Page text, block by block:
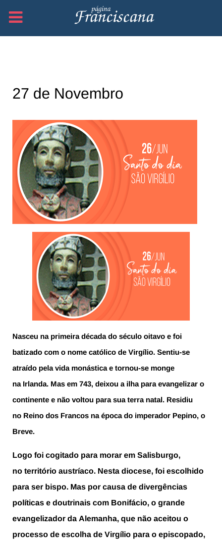
27 de Novembro
Nasceu na primeira década do século oitavo e foi
batizado com o nome católico de Virgílio. Sentiu-se
atraído pela vida monástica e tornou-se monge
na Irlanda. Mas em 743, deixou a ilha para evangelizar o
continente e não voltou para sua terra natal. Residiu
no Reino dos Francos na época do imperador Pepino, o
Breve.
Logo foi cogitado para morar em Salisburgo,
no território austríaco. Nesta diocese, foi escolhido
para ser bispo. Mas por causa de divergências
políticas e doutrinais com Bonifácio, o grande
evangelizador da Alemanha, que não aceitou o
processo de escolha de Virgílio para o episcopado,